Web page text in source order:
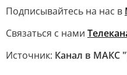
Подписывайтесь на нас в
Связаться с нами
Источник: Канал в МАКС